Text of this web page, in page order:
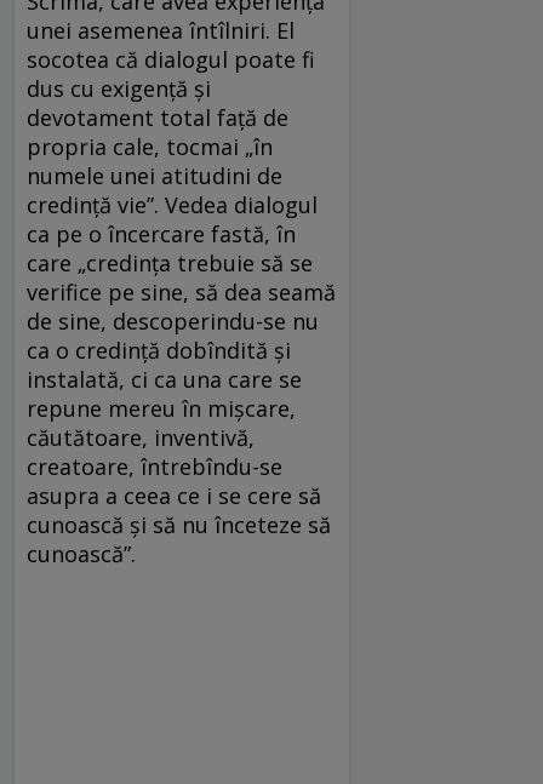
unei asemenea întîlniri. El
socotea că dialogul poate fi
dus cu exigenţă şi
devotament total faţă de
propria cale, tocmai „în
numele unei atitudini de
credinţă vie”. Vedea dialogul
ca pe o încercare fastă, în
care „credinţa trebuie să se
verifice pe sine, să dea seamă
de sine, descoperindu-se nu
ca o credinţă dobîndită şi
instalată, ci ca una care se
repune mereu în mişcare,
căutătoare, inventivă,
creatoare, întrebîndu-se
asupra a ceea ce i se cere să
cunoască şi să nu înceteze să
cunoască”.